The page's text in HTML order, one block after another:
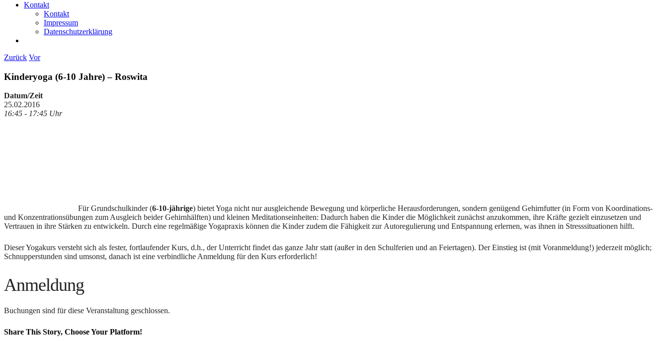
Kontakt
Kontakt
Impressum
Datenschutzerklärung
Zurück Vor
Kinderyoga (6-10 Jahre) – Roswita
Datum/Zeit
25.02.2016
16:45 - 17:45 Uhr
Für Grundschulkinder (6-10-jährige) bietet Yoga nicht nur ausgleichende Bewegung und körperliche Herausforderungen, sondern genügend Gehirnfutter (in Form von Koordinations-
und Konzentrationsübungen zum Ausgleich beider Gehirnhälften) und kleinen Meditationseinheiten: Dadurch haben die Kinder die Möglichkeit zunächst anzukommen, ihre Kräfte gezielt einzusetzen und
Vertrauen in ihre Stärken zu entwickeln. Durch eine regelmäßige Yogapraxis können die Kinder zudem die Fähigkeit zur Autoregulierung und Entspannung erlernen, was ihnen in Stresssituationen hilft.
Dieser Yogakurs versteht sich als fester, fortlaufender Kurs, d.h., der Unterricht findet das ganze Jahr statt (außer in den Schulferien und an Feiertagen). Der Einstieg ist (mit Voranmeldung!) jederzeit möglich;
Schnupperstunden sind umsonst, danach ist eine verbindliche Anmeldung für den Kurs erforderlich!
Anmeldung
Buchungen sind für diese Veranstaltung geschlossen.
Share This Story, Choose Your Platform!